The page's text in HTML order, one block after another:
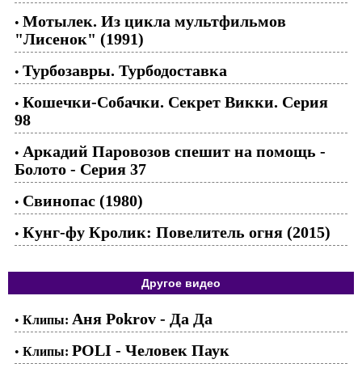
• Мотылек. Из цикла мультфильмов
"Лисенок" (1991)
• Турбозавры. Турбодоставка
• Кошечки-Собачки. Секрет Викки. Серия
98
• Аркадий Паровозов спешит на помощь -
Болото - Серия 37
• Свинопас (1980)
• Кунг-фу Кролик: Повелитель огня (2015)
Другое видео
• Клипы: Аня Pokrov - Да Да
• Клипы: POLI - Человек Паук